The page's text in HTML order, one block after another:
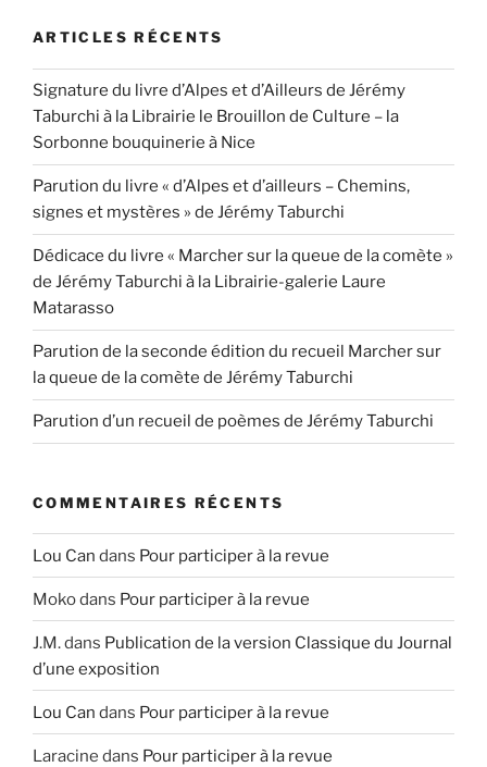
ARTICLES RÉCENTS
Signature du livre d’Alpes et d’Ailleurs de Jérémy
Taburchi à la Librairie le Brouillon de Culture – la
Sorbonne bouquinerie à Nice
Parution du livre « d’Alpes et d’ailleurs – Chemins,
signes et mystères » de Jérémy Taburchi
Dédicace du livre « Marcher sur la queue de la comète »
de Jérémy Taburchi à la Librairie-galerie Laure
Matarasso
Parution de la seconde édition du recueil Marcher sur
la queue de la comète de Jérémy Taburchi
Parution d’un recueil de poèmes de Jérémy Taburchi
COMMENTAIRES RÉCENTS
Lou Can dans Pour participer à la revue
Mokodans Pour participer à la revue
J.M.dans Publication de la version Classique du Journal
d’une exposition
Lou Can dans Pour participer à la revue
Laracine dans Pour participer à la revue